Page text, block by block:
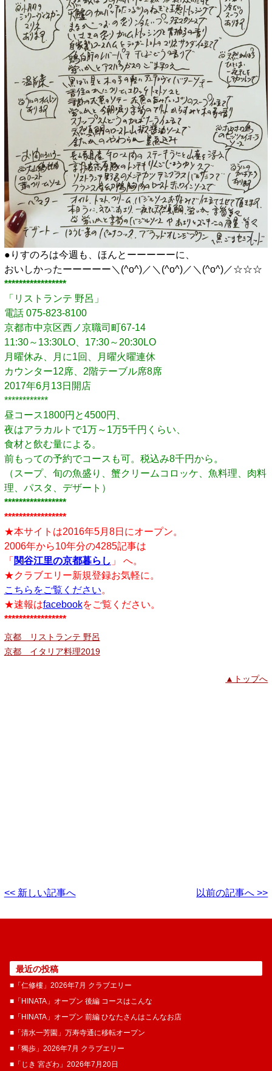
●りすのろは今週も、ほんとーーーーーに、
おいしかったーーーーー＼(^o^)／＼(^o^)／＼(^o^)／☆☆☆
*****************
「リストランテ 野呂」
電話 075-823-8100
京都市中京区西ノ京職司町67-14
11:30～13:30LO、17:30～20:30LO
月曜休み、月に1回、月曜火曜連休
カウンター12席、2階テーブル席8席
2017年6月13日開店
************
昼コース1800円と4500円、
夜はアラカルトで1万～1万5千円くらい、
食材と飲む量による。
前もっての予約でコースも可。税込み8千円から。
（スープ、旬の魚盛り、蟹クリームコロッケ、魚料理、肉料
理、パスタ、デザート）
*****************
*****************
★本サイトは2016年5月8日にオープン。
2006年から10年分の4285記事は
「 関谷江里の京都暮らし 」 へ。
★クラブエリー新規登録お気軽に。
こちらをご覧ください。
★速報はfacebookをご覧ください。
*****************
京都 リストランテ 野呂
京都 イタリア料理2019
▲トップへ
<< 新しい記事へ 以前の記事へ >>
最近の投稿
■「仁修樓」2026年7月 クラブエリー
■「HINATA」オープン 後編 コースはこんな
■「HINATA」オープン 前編 ひなたさんはこんなお店
■「清水一芳園」万寿寺通に移転オープン
■「獨歩」2026年7月 クラブエリー
■「じき 宮ざわ」2026年7月20日